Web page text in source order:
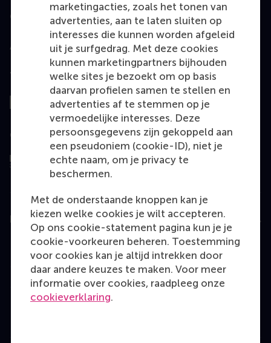
marketingacties, zoals het tonen van
advertenties, aan te laten sluiten op
interesses die kunnen worden afgeleid
uit je surfgedrag. Met deze cookies
kunnen marketingpartners bijhouden
welke sites je bezoekt om op basis
daarvan profielen samen te stellen en
advertenties af te stemmen op je
vermoedelijke interesses. Deze
persoonsgegevens zijn gekoppeld aan
een pseudoniem (cookie-ID), niet je
echte naam, om je privacy te
beschermen.
Met de onderstaande knoppen kan je
kiezen welke cookies je wilt accepteren.
Op ons cookie-statement pagina kun je je
cookie-voorkeuren beheren. Toestemming
voor cookies kan je altijd intrekken door
daar andere keuzes te maken. Voor meer
informatie over cookies, raadpleeg onze
cookieverklaring.
Geaccrediteerd door
Top gerangschikt
Geëvalueerd door
Education
Bachelor
Master
MBA
Executive Education